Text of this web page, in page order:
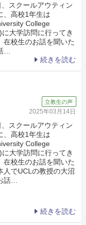
スクールアウティン
、高校1年生は
College
大学訪問に行ってき
在校生のお話を聞いた
…
続きを読む
立教生の声
2025年03月14日
スクールアウティン
、高校1年生は
College
大学訪問に行ってき
在校生のお話を聞いた
人でUCLの教授の大沼
話…
続きを読む